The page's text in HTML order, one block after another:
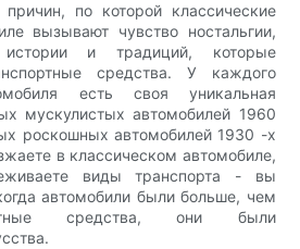
по которой классические
вызывают чувство ностальгии,
истории и традиций, которые
средства. У каждого
есть своя уникальная
мускулистых автомобилей 1960
роскошных автомобилей 1930 -х
в классическом автомобиле,
виды транспорта - вы
автомобили были больше, чем
средства, они были